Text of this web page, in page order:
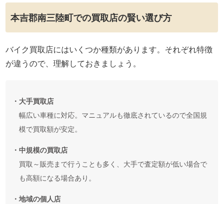
本吉郡南三陸町での買取店の賢い選び方
バイク買取店にはいくつか種類があります。それぞれ特徴
が違うので、理解しておきましょう。
・大手買取店
幅広い車種に対応。マニュアルも徹底されているので全国規
模で買取額が安定。
・中規模の買取店
買取～販売まで行うことも多く、大手で査定額が低い場合で
も高額になる場合あり。
・地域の個人店